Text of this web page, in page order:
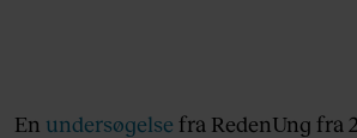
En undersøgelse fra RedenUng fra